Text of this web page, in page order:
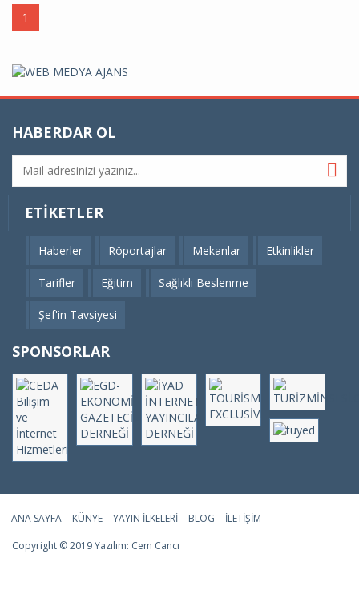
1
HABERDAR OL
ETIKETLER
Haberler Röportajlar Mekanlar Etkinlikler
Tarifler Eğitim Sağlıklı Beslenme
Şef'in Tavsiyesi
SPONSORLAR
ANA SAYFA KÜNYE YAYIN İLKELERI BLOG
İLETIŞIM
Copyright © 2019 Yazılım: Cem Cancı